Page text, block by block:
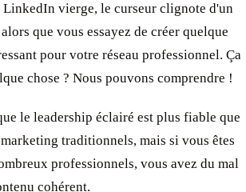
vierge, le curseur clignote d'un
que vous essayez de créer quelque
pour votre réseau professionnel. Ça
chose ? Nous pouvons comprendre !
le leadership éclairé est plus fiable que
traditionnels, mais si vous êtes
professionnels, vous avez du mal
cohérent.